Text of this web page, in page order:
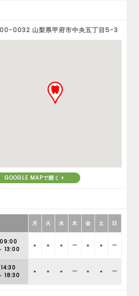
0032 山梨県甲府市中央五丁目5-3
GOOGLE MAPで開く
月 火 水 木 金 土 日
09:00
13:00
● ● ● ー ● ● ー
14:30
18:30
● ● ● ー ● ● ー